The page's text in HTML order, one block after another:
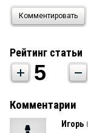
Комментировать
Рейтинг статьи
5
Комментарии
Игорь